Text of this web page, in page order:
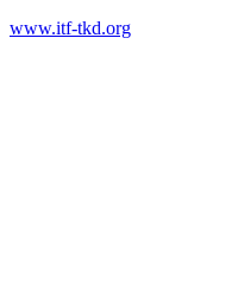
www.itf-tkd.org